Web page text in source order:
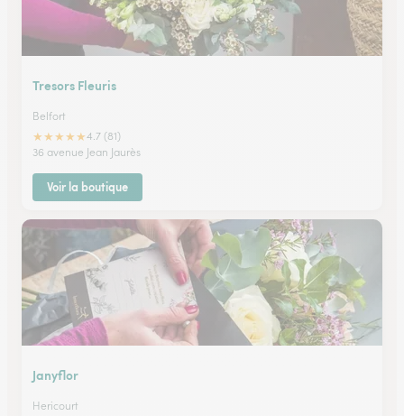
Tresors Fleuris
Belfort
★★★★★4.7 (81)
36 avenue Jean Jaurès
Voir la boutique
Janyflor
Hericourt